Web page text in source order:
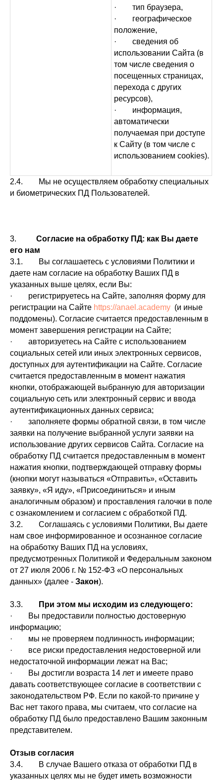
· тип браузера,
· географическое
положение,
· сведения об
использовании Сайта (в
том числе сведения о
посещенных страницах,
перехода с других
ресурсов),
· информация,
автоматически
получаемая при доступе
к Сайту (в том числе с
использованием cookies).
2.4. Мы не осуществляем обработку специальных
и биометрических ПД Пользователей.
3. Согласие на обработку ПД: как Вы даете
его нам
3.1. Вы соглашаетесь с условиями Политики и
даете нам согласие на обработку Ваших ПД в
указанных выше целях, если Вы:
· регистрируетесь на Сайте, заполняя форму для
регистрации на Сайте https://anael.academy (и иные
поддомены). Согласие считается предоставленным в
момент завершения регистрации на Сайте;
· авторизуетесь на Сайте с использованием
социальных сетей или иных электронных сервисов,
доступных для аутентификации на Сайте. Согласие
считается предоставленным в момент нажатия
кнопки, отображающей выбранную для авторизации
социальную сеть или электронный сервис и ввода
аутентификационных данных сервиса;
· заполняете формы обратной связи, в том числе
заявки на получение выбранной услуги заявки на
использование других сервисов Сайта. Согласие на
обработку ПД считается предоставленным в момент
нажатия кнопки, подтверждающей отправку формы
(кнопки могут называться «Отправить», «Оставить
заявку», «Я иду», «Присоединиться» и иным
аналогичным образом) и проставления галочки в поле
с ознакомлением и согласием с обработкой ПД.
3.2. Соглашаясь с условиями Политики, Вы даете
нам свое информированное и осознанное согласие
на обработку Ваших ПД на условиях,
предусмотренных Политикой и Федеральным законом
от 27 июля 2006 г. № 152-ФЗ «О персональных
данных» (далее - Закон).
3.3.
При этом мы исходим из следующего:
· Вы предоставили полностью достоверную
информацию;
· мы не проверяем подлинность информации;
· все риски предоставления недостоверной или
недостаточной информации лежат на Вас;
· Вы достигли возраста 14 лет и имеете право
давать соответствующее согласие в соответствии с
законодательством РФ. Если по какой-то причине у
Вас нет такого права, мы считаем, что согласие на
обработку ПД было предоставлено Вашим законным
представителем.
Отзыв согласия
3.4. В случае Вашего отказа от обработки ПД в
указанных целях мы не будет иметь возможности